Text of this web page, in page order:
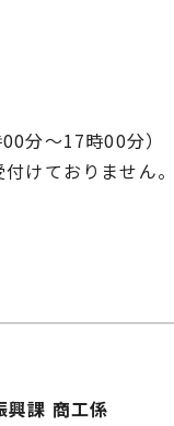
分～17時00分）
けておりません
興課 商工係